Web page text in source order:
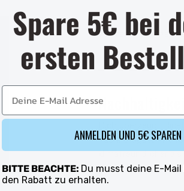
VORTEILE VON
The rating of this
Nachhaltigkeit
Dich überzeugt
nachhaltigste Art
klimafreundlicher
bei uns sparst du
Spare 5€ bei
ersten
E-Mail
ANMELDEN UND 5€ SPAREN
BITTE BEACHTE: Du musst deine E-
den Rabatt zu erhalten.